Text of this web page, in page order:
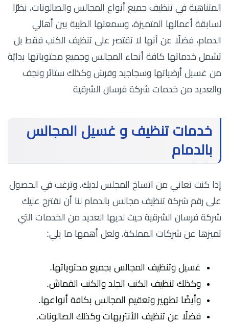
المتناهية في تنظيف جميع أنواع المجالس والصالونات، نظرًا
لسابقة أعمالها المتميزة، وسمعتها الطيبة بين أهالي
الدمام، فضلًا عن أنها لا تقتصر على تنظيف الكنب فقط بل
تشمل خدماتها كافة أنحاء المجالس وجميع محتوياتها بدايًة
من غسيل أرضياتها وسجاجيد وفرش وكذلك ستائر ونجف
والعديد من خدمات شركة فرسان الشرقية
خدمات تنظيف و غسيل المجالس
بالدمام
إذا كنت تعاني من اتساخ المجلس لديك، وترغب في الحصول
على رقم شركة تنظيف مجالس بالدمام لنا أن نقترح عليك
شركة فرسان الشرقية حيث لديها العديد من الخدمات التي
تميزها عن شركات المملكة، ولعل أهمها ما يلي:
غسيل وتنظيف المجالس بجميع محتوياتها.
وكذلك تنظيف الكنب الجلد والكنب القماش.
وأيضًا تطهير وتعقيم المجالس بكافة أنواعها.
فضلًا عن تنظيف الأنتريهات وكذلك الصالونات.